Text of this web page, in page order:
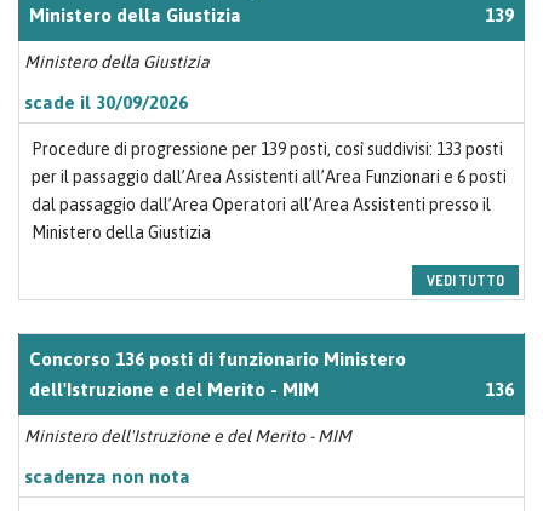
Ministero della Giustizia
139
Ministero della Giustizia
scade il 30/09/2026
Procedure di progressione per 139 posti, così suddivisi: 133 posti
per il passaggio dall’Area Assistenti all’Area Funzionari e 6 posti
dal passaggio dall’Area Operatori all’Area Assistenti presso il
Ministero della Giustizia
VEDI TUTTO
Concorso 136 posti di funzionario Ministero
dell'Istruzione e del Merito - MIM
136
Ministero dell'Istruzione e del Merito - MIM
scadenza non nota